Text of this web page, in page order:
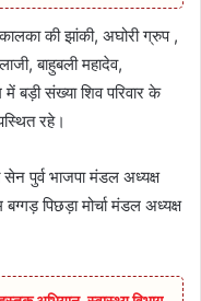
की झांकी, अघोरी ग्रुप ,
बाहुबली महादेव,
बड़ी संख्या शिव परिवार के
रहे।
पुर्व भाजपा मंडल अध्यक्ष
पिछड़ा मोर्चा मंडल अध्यक्ष